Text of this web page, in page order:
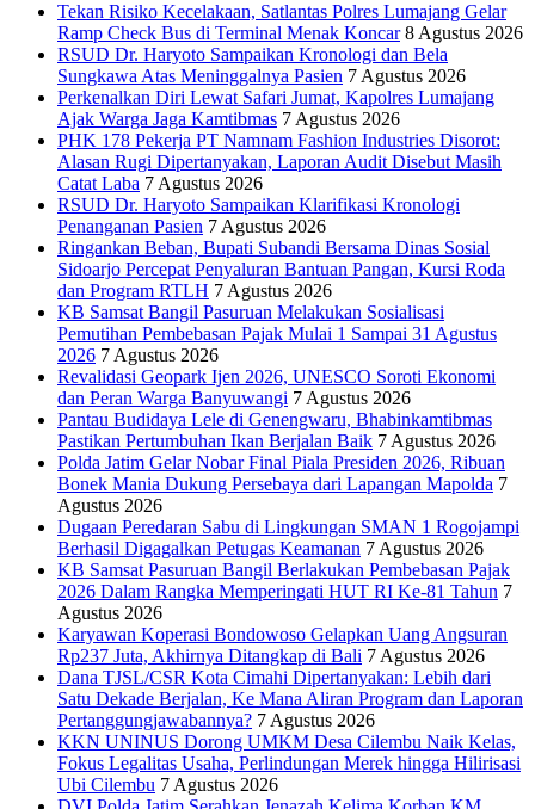
Tekan Risiko Kecelakaan, Satlantas Polres Lumajang Gelar
Ramp Check Bus di Terminal Menak Koncar 8 Agustus 2026
RSUD Dr. Haryoto Sampaikan Kronologi dan Bela
Sungkawa Atas Meninggalnya Pasien 7 Agustus 2026
Perkenalkan Diri Lewat Safari Jumat, Kapolres Lumajang
Ajak Warga Jaga Kamtibmas 7 Agustus 2026
PHK 178 Pekerja PT Namnam Fashion Industries Disorot:
Alasan Rugi Dipertanyakan, Laporan Audit Disebut Masih
Catat Laba 7 Agustus 2026
RSUD Dr. Haryoto Sampaikan Klarifikasi Kronologi
Penanganan Pasien 7 Agustus 2026
Ringankan Beban, Bupati Subandi Bersama Dinas Sosial
Sidoarjo Percepat Penyaluran Bantuan Pangan, Kursi Roda
dan Program RTLH 7 Agustus 2026
KB Samsat Bangil Pasuruan Melakukan Sosialisasi
Pemutihan Pembebasan Pajak Mulai 1 Sampai 31 Agustus
2026 7 Agustus 2026
Revalidasi Geopark Ijen 2026, UNESCO Soroti Ekonomi
dan Peran Warga Banyuwangi 7 Agustus 2026
Pantau Budidaya Lele di Genengwaru, Bhabinkamtibmas
Pastikan Pertumbuhan Ikan Berjalan Baik 7 Agustus 2026
Polda Jatim Gelar Nobar Final Piala Presiden 2026, Ribuan
Bonek Mania Dukung Persebaya dari Lapangan Mapolda 7
Agustus 2026
Dugaan Peredaran Sabu di Lingkungan SMAN 1 Rogojampi
Berhasil Digagalkan Petugas Keamanan 7 Agustus 2026
KB Samsat Pasuruan Bangil Berlakukan Pembebasan Pajak
2026 Dalam Rangka Memperingati HUT RI Ke-81 Tahun 7
Agustus 2026
Karyawan Koperasi Bondowoso Gelapkan Uang Angsuran
Rp237 Juta, Akhirnya Ditangkap di Bali 7 Agustus 2026
Dana TJSL/CSR Kota Cimahi Dipertanyakan: Lebih dari
Satu Dekade Berjalan, Ke Mana Aliran Program dan Laporan
Pertanggungjawabannya? 7 Agustus 2026
KKN UNINUS Dorong UMKM Desa Cilembu Naik Kelas,
Fokus Legalitas Usaha, Perlindungan Merek hingga Hilirisasi
Ubi Cilembu 7 Agustus 2026